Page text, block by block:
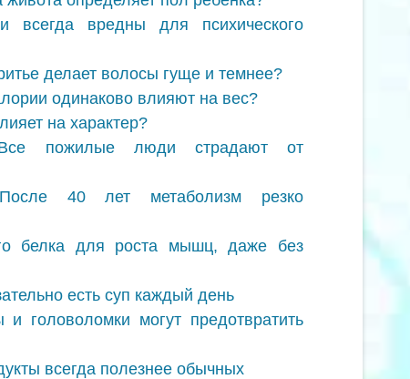
всегда вредны для психического
делает волосы гуще и темнее?
одинаково влияют на вес?
на характер?
пожилые люди страдают от
40 лет метаболизм резко
белка для роста мышц, даже без
есть суп каждый день
головоломки могут предотвратить
всегда полезнее обычных